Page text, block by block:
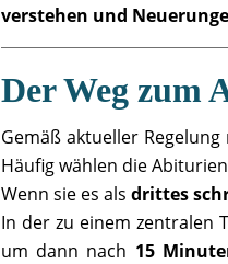
verstehen und
Der Weg zum
Gemäß aktueller
Häufig wählen die
Wenn sie es als drittes
In der zu einem zentralen
um dann nach 15